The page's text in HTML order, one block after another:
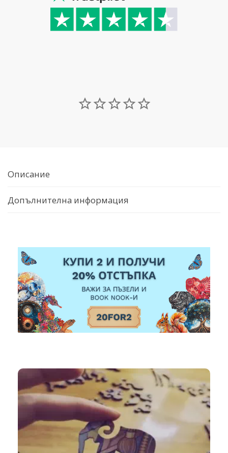
Описание
Допълнителна информация